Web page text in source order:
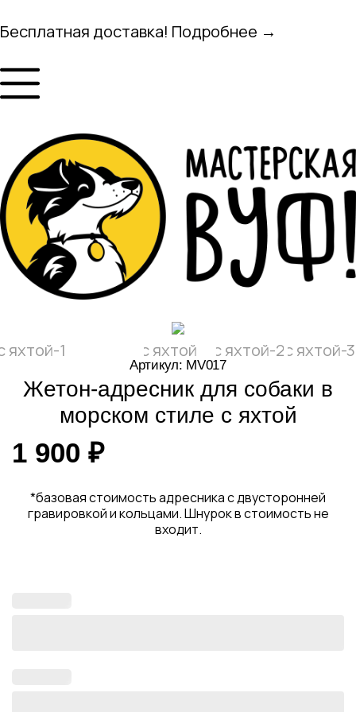
Бесплатная доставка! Подробнее →
Артикул: MV017
Жетон-адресник для собаки в
морском стиле с яхтой
1 900 ₽
*базовая стоимость адресника с двусторонней
гравировкой и кольцами. Шнурок в стоимость не
входит.